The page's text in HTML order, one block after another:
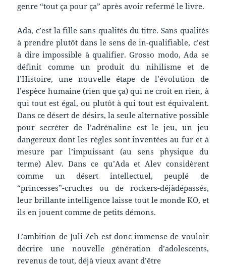
genre “tout ça pour ça” après avoir refermé le livre.
Ada, c’est la fille sans qualités du titre. Sans qualités
à prendre plutôt dans le sens de in-qualifiable, c’est
à dire impossible à qualifier. Grosso modo, Ada se
définit comme un produit du nihilisme et de
l’Histoire, une nouvelle étape de l’évolution de
l’espèce humaine (rien que ça) qui ne croit en rien, à
qui tout est égal, ou plutôt à qui tout est équivalent.
Dans ce désert de désirs, la seule alternative possible
pour secréter de l’adrénaline est le jeu, un jeu
dangereux dont les règles sont inventées au fur et à
mesure par l’impuissant (au sens physique du
terme) Alev. Dans ce qu’Ada et Alev considèrent
comme un désert intellectuel, peuplé de
“princesses”-cruches ou de rockers-déjàdépassés,
leur brillante intelligence laisse tout le monde KO, et
ils en jouent comme de petits démons.
L’ambition de Juli Zeh est donc immense de vouloir
décrire une nouvelle génération d’adolescents,
revenus de tout, déjà vieux avant d’être